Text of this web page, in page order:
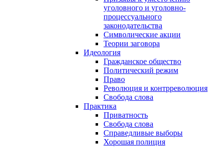
уголовного и уголовно-
процессуального
законодательства
Символические акции
Теории заговора
Идеология
Гражданское общество
Политический режим
Право
Революция и контрреволюция
Свобода слова
Практика
Приватность
Свобода слова
Справедливые выборы
Хорошая полиция